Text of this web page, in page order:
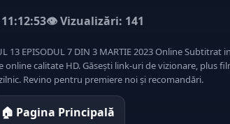
👁️ Vizualizări: 141
13 EPISODUL 7 DIN 3 MARTIE 2023 Online Subtitrat
calitate HD. Găsești link-uri de vizionare, plus
Revino pentru premiere noi și recomandări.
🏠 Pagina Principală